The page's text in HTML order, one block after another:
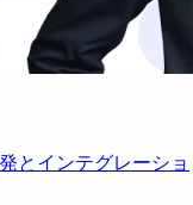
とインテグレーショ